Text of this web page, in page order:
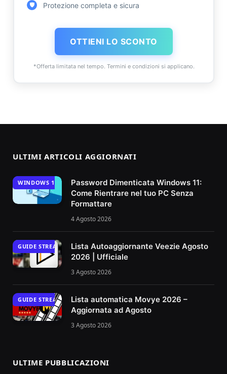
🛡️ Protezione completa e sicura
OTTIENI LO SCONTO
*Offerta limitata nel tempo. Termini e condizioni si applicano.
ULTIMI ARTICOLI AGGIORNATI
WINDOWS 11
Password Dimenticata Windows 11:
Come Rientrare nel tuo PC Senza
Formattare
4 Agosto 2026
GUIDE STREAMINGLista Autoaggiornante Veezie Agosto
2026 | Ufficiale
3 Agosto 2026
GUIDE STREAMINGLista automatica Movye 2026 –
Aggiornata ad Agosto
3 Agosto 2026
ULTIME PUBBLICAZIONI